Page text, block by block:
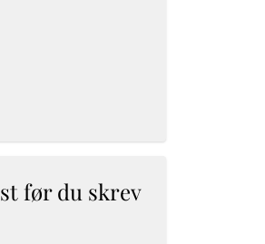
før du skrev